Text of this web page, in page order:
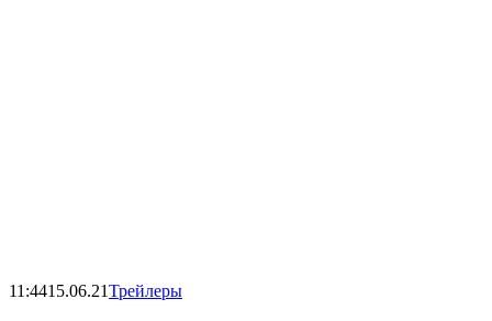
11:4415.06.21Трейлеры